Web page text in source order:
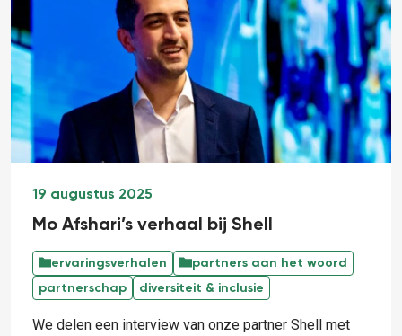
19 augustus 2025
Mo Afshari’s verhaal bij Shell
ervaringsverhalen
partners aan het woord
partnerschap
diversiteit & inclusie
We delen een interview van onze partner Shell met